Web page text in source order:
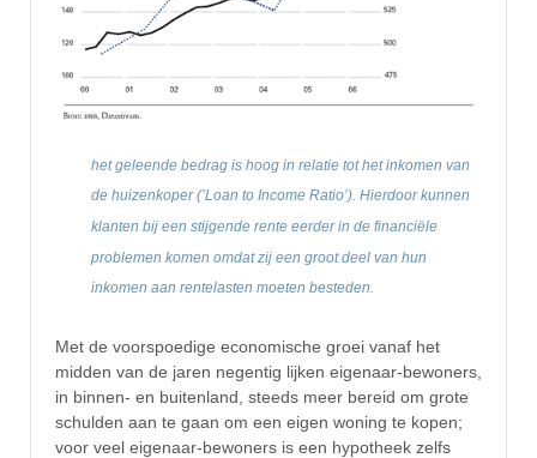
het geleende bedrag is hoog in relatie tot het inkomen van
de huizenkoper (’Loan to Income Ratio’). Hierdoor kunnen
klanten bij een stijgende rente eerder in de financiële
problemen komen omdat zij een groot deel van hun
inkomen aan rentelasten moeten besteden.
Met de voorspoedige economische groei vanaf het
midden van de jaren negentig lijken eigenaar-bewoners,
in binnen- en buitenland, steeds meer bereid om grote
schulden aan te gaan om een eigen woning te kopen;
voor veel eigenaar-bewoners is een hypotheek zelfs